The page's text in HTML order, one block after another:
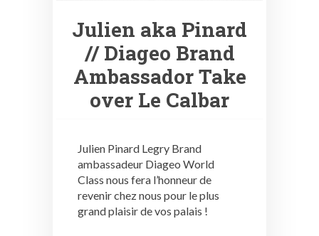
Julien aka Pinard
// Diageo Brand
Ambassador Take
over Le Calbar
Julien Pinard Legry Brand
ambassadeur Diageo World
Class nous fera l’honneur de
revenir chez nous pour le plus
grand plaisir de vos palais !